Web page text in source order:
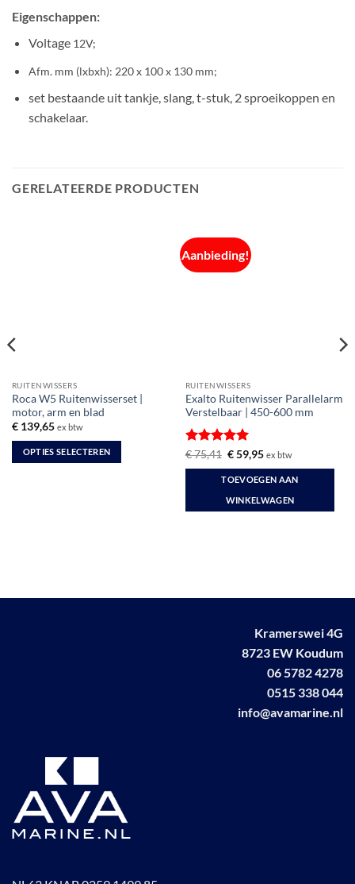
Eigenschappen:
Voltage 12V;
Afm. mm (lxbxh): 220 x 100 x 130 mm;
set bestaande uit tankje, slang, t-stuk, 2 sproeikoppen en
schakelaar.
GERELATEERDE PRODUCTEN
RUITENWISSERS
Roca W5 Ruitenwisserset |
motor, arm en blad
€139,65 ex btw
OPTIES SELECTEREN
Aanbieding!
RUITENWISSERS
Exalto Ruitenwisser Parallelarm
Verstelbaar | 450-600 mm
Gewaardeerd
5uit 5
€75,41 Oorspronkelijke
was:
€ 75,41.
€59,95Huidige
is:
€ 59,95.
ex btw
TOEVOEGEN AAN
WINKELWAGEN
Kramerswei 4G
8723 EW Koudum
06 5782 4278
0515 338 044
info@avamarine.nl